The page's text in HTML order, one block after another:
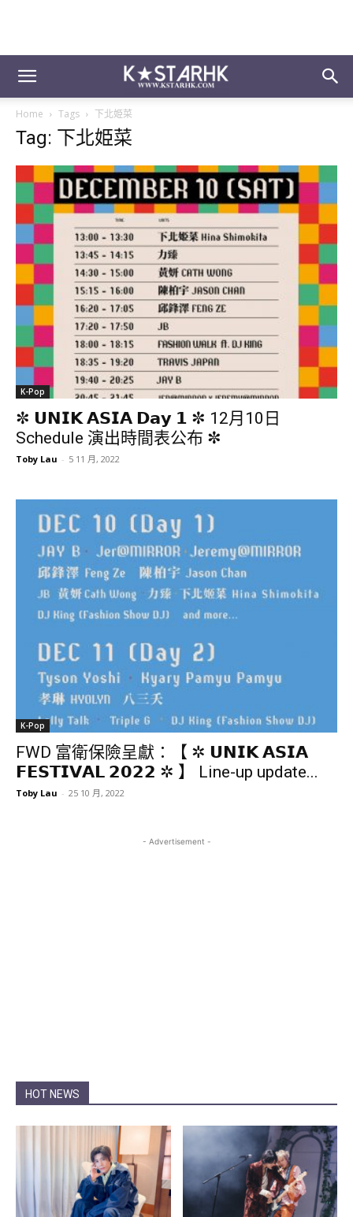
Home Tags 下北姫菜
Tag: 下北姫菜
K-Pop
✼ 𝗨𝗡𝗜𝗞 𝗔𝗦𝗜𝗔 𝗗𝗮𝘆 𝟭 ✼ 12月10日
Schedule 演出時間表公布 ✼
Toby Lau - 5 11 月, 2022
K-Pop
FWD 富衛保險呈獻：【 ✲ 𝗨𝗡𝗜𝗞 𝗔𝗦𝗜𝗔
𝗙𝗘𝗦𝗧𝗜𝗩𝗔𝗟 𝟮𝟬𝟮𝟮 ✲ 】 Line-up update...
Toby Lau - 25 10 月, 2022
- Advertisement -
HOT NEWS